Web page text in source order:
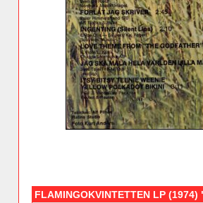
FLAMINGOKVINTETTEN LP